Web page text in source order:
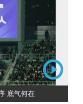
底气何在